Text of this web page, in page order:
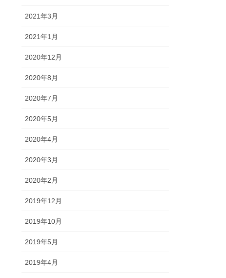
2021年3月
2021年1月
2020年12月
2020年8月
2020年7月
2020年5月
2020年4月
2020年3月
2020年2月
2019年12月
2019年10月
2019年5月
2019年4月